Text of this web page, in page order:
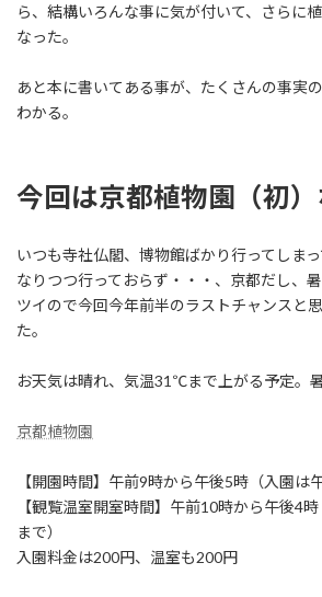
ら、結構いろんな事に気が付いて、さらに
なった。
あと本に書いてある事が、たくさんの事実
わかる。
今回は京都植物園（初
いつも寺社仏閣、博物館ばかり行ってしま
なりつつ行っておらず・・・、京都だし、
ツイので今回今年前半のラストチャンスと
た。
お天気は晴れ、気温31℃まで上がる予定。暑
京都植物園
【開園時間】午前9時から午後5時（入園は
【観覧温室開室時間】午前10時から午後4
まで）
入園料金は200円、温室も200円